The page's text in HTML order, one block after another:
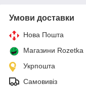
Умови доставки
Нова Пошта
Магазини Rozetka
Укрпошта
Самовивіз